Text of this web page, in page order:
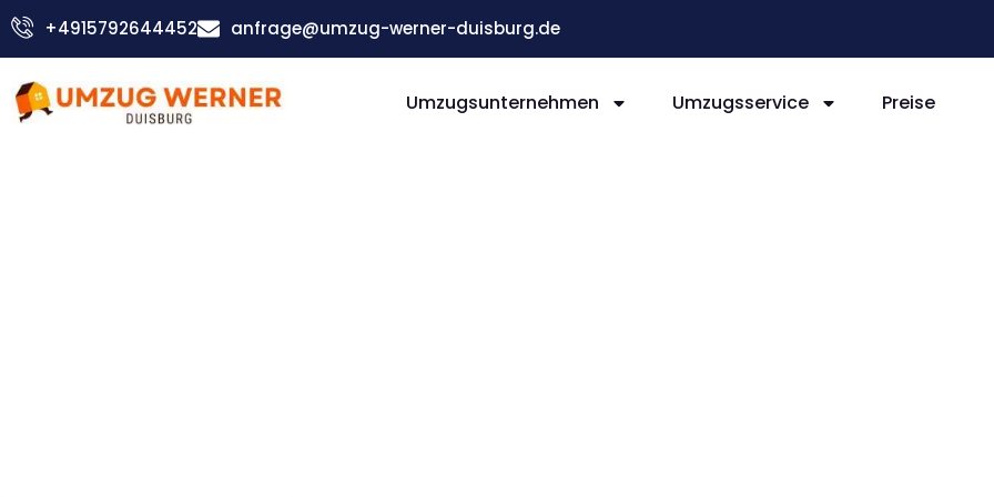
Zum
Inhalt
+4915792644452 anfrage@umzug-werner-duisburg.de
Umzugsunternehmen Umzugsservice Preise